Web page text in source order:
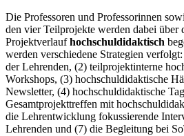
Die Professoren und Professorinnen
den vier Teilprojekte werden dabei über
Projektverlaufhochschuldidaktisch
werden verschiedene Strategien
der Lehrenden, (2) teilprojektinterne
Workshops, (3) hochschuldidaktische
Newsletter, (4) hochschuldidaktische
Gesamtprojekttreffen mit
die Lehrentwicklung fokussierende
Lehrenden und (7) die Begleitung bei